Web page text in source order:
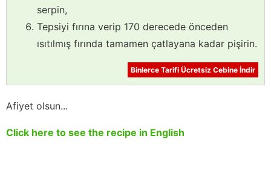
serpin,
Tepsiyi fırına verip 170 derecede önceden
ısıtılmış fırında tamamen çatlayana kadar pişirin.
Binlerce Tarifi Ücretsiz Cebine İndir
Afiyet olsun...
Click here to see the recipe in English